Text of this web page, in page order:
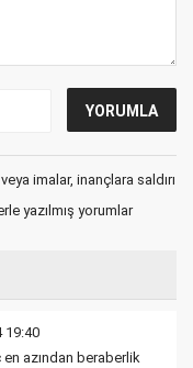
imalar, inançlara saldırı
yazılmış yorumlar
19:40
azından beraberlik